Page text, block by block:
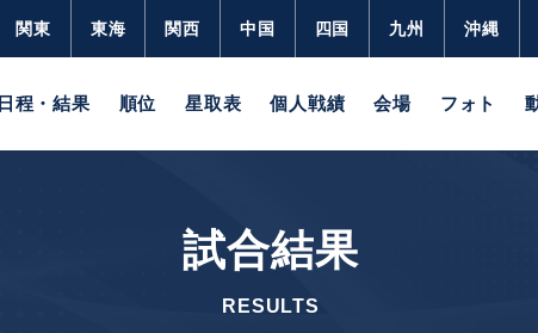
関東 東海 関西 中国 四国 九州 沖縄
日程・結果 順位 星取表 個人戦績 会場 フォト
試合結果
RESULTS